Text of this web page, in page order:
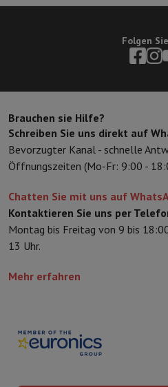
Sport, Gaming & Haustechnik
Smartwatch
Gesamte
Gaming KonsoleSpielkonsolen
Batterien & Elektrizität
Infos & Beratung
Warum HiFi wählen
Kostenlose Lieferung10
Unsere Dienstleistungen
Kundenservice
Reparieren Sie Ihr
Häufig gestellte Fragen Kann ich
Folgen
Brauchen sie Hilfe?
Schreiben Sie uns direkt auf
Bevorzugter Kanal - schnelle
Öffnungszeiten (Mo-Fr: 9:00 -
Chatten Sie mit uns auf
Kontaktieren Sie uns per
Montag bis Freitag von 9 bis
13 Uhr.
Mehr erfahren